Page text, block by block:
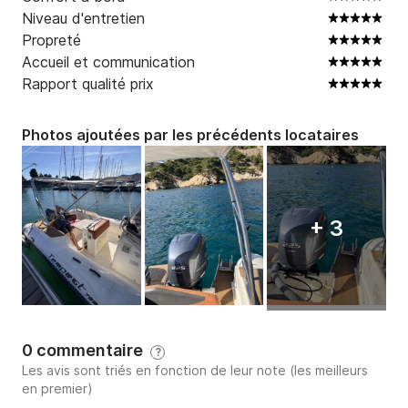
Niveau d'entretien
Propreté
Accueil et communication
Rapport qualité prix
Photos ajoutées par les précédents locataires
+ 3
0 commentaire ?
Les avis sont triés en fonction de leur note (les meilleurs
en premier)